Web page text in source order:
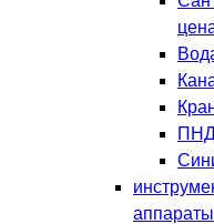
аппараты